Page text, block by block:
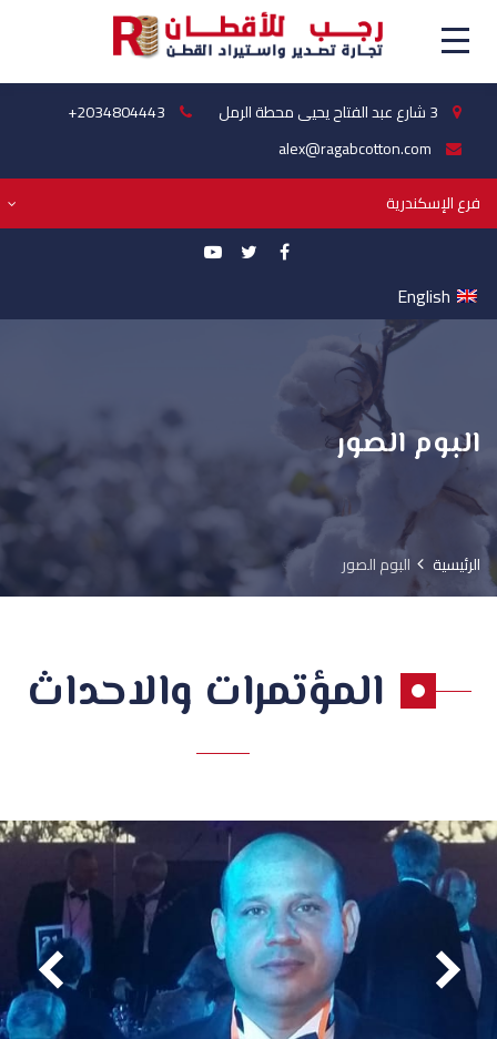
3 شارع عبد الفتاح يحيى محطة الرمل
+2034804443
alex@ragabcotton.com
فرع الإسكندرية
English
البوم الصور
الرئيسية البوم الصور
المؤتمرات والاحداث